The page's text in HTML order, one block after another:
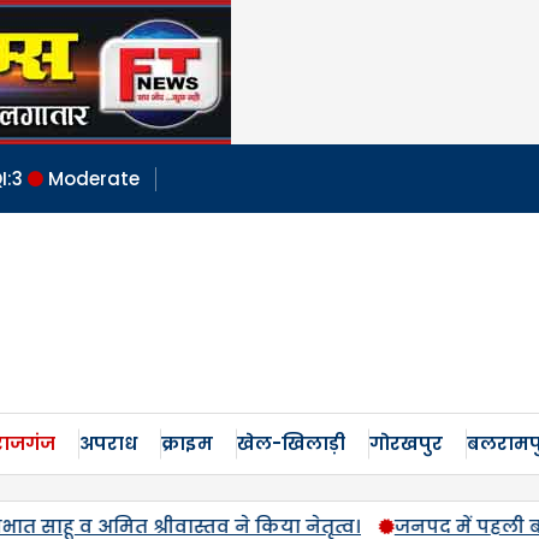
3 Moderate
अपराध क्राइम खेल-खिलाड़ी गोरखपुर
पहली बार एमएसपी पर होगी उड़द-मूंग की खरीद, सलोन के